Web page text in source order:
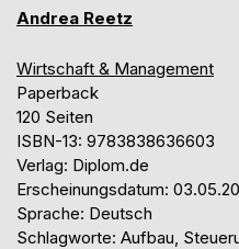
Andrea Reetz
Wirtschaft & Management
Paperback
120 Seiten
ISBN-13: 9783838636603
Verlag: Diplom.de
Erscheinungsdatum:
Sprache: Deutsch
Schlagworte: Aufbau,